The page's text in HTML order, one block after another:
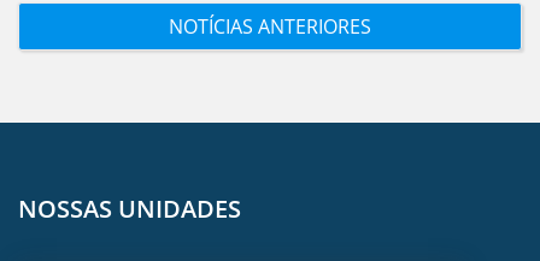
NOTÍCIAS ANTERIORES
NOSSAS UNIDADES